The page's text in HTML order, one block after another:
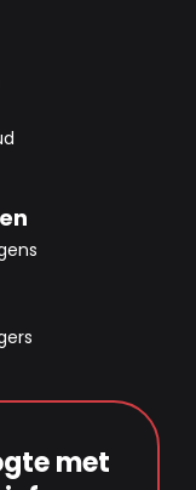
met